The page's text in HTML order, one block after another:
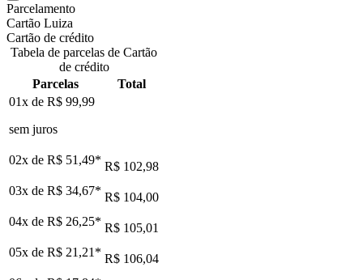
Parcelamento
Cartão Luiza
Cartão de crédito
Tabela de parcelas de Cartão
de crédito
Parcelas
Total
01x de R$ 99,99
sem juros
02x de R$ 51,49* R$ 102,98
03x de R$ 34,67* R$ 104,00
04x de R$ 26,25* R$ 105,01
05x de R$ 21,21 * R$ 106,04